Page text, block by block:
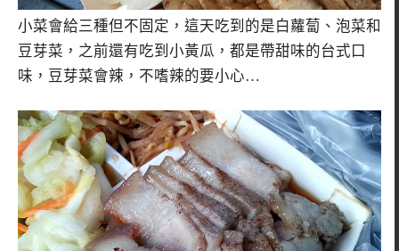
小菜會給三種但不固定，這天吃到的是白蘿蔔、泡菜和
豆芽菜，之前還有吃到小黃瓜，都是帶甜味的台式口
味，豆芽菜會辣，不嗜辣的要小心…